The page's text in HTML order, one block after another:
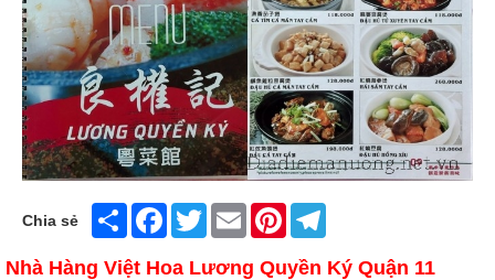
Chia sẻ Share FacebookTwitter Email Pinterest
Nhà Hàng Việt Hoa Lương Quyền Ký Quận 11